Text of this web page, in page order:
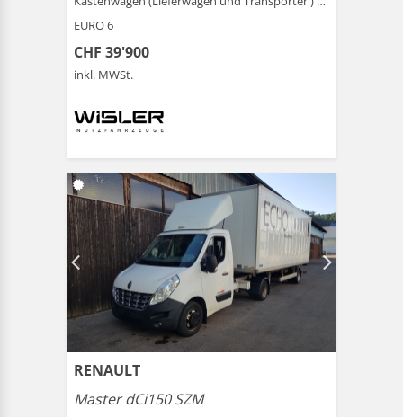
EURO 6
CHF 39'900
inkl. MWSt.
RENAULT
Master dCi150 SZM